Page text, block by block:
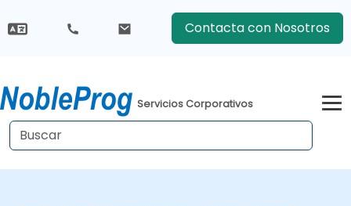
Contacta con Nosotros
Servicios Corporativos